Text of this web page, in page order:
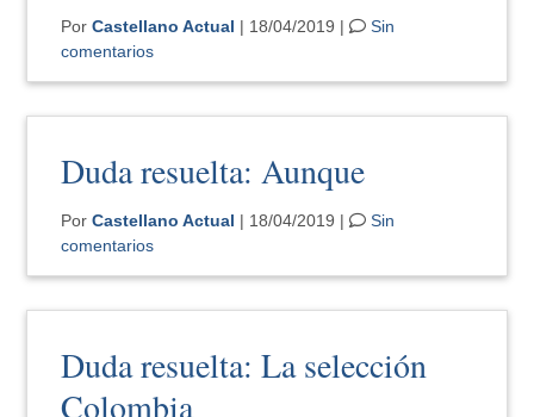
PorCastellano Actual | 18/04/2019 |
Sin
comentarios
Duda resuelta: Aunque
PorCastellano Actual | 18/04/2019 |
Sin
comentarios
Duda resuelta: La selección
Colombia